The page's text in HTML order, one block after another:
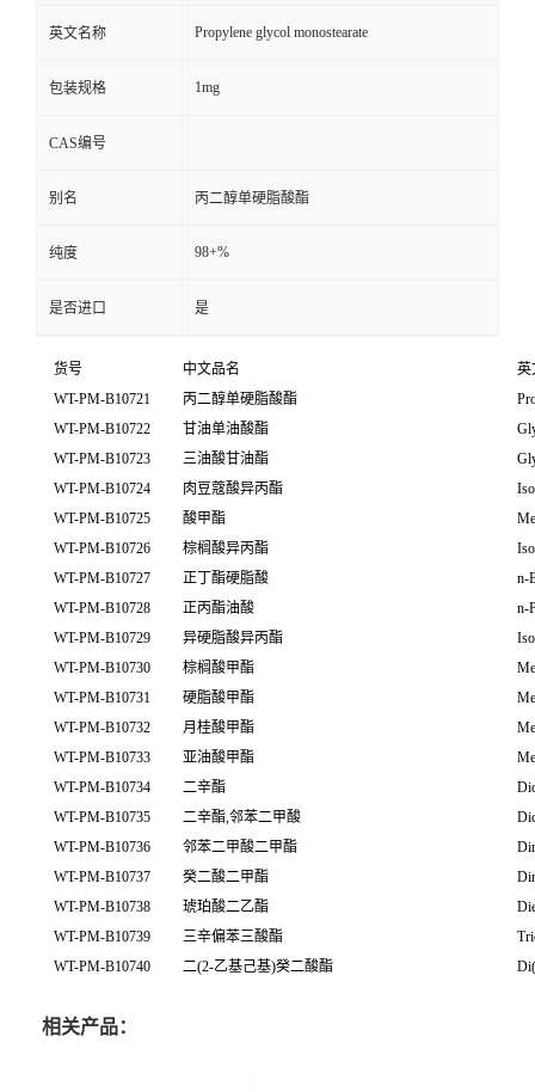
英文名称 Propylene glycol monostearate
包装规格 1mg
CAS编号
别名 丙二醇单硬脂酸酯
纯度 98+%
是否进口 是
货号 中文品名
英
WT-PM-B10721
丙二醇单硬脂酸酯
WT-PM-B10722
甘油单油酸酯
WT-PM-B10723
三油酸甘油酯
WT-PM-B10724
肉豆蔻酸异丙酯
WT-PM-B10725
酸甲酯
WT-PM-B10726
棕榈酸异丙酯
WT-PM-B10727
正丁酯硬脂酸
n-
WT-PM-B10728
正丙酯油酸
n-
WT-PM-B10729
异硬脂酸异丙酯
WT-PM-B10730
棕榈酸甲酯
WT-PM-B10731
硬脂酸甲酯
WT-PM-B10732
月桂酸甲酯
WT-PM-B10733
亚油酸甲酯
WT-PM-B10734
二辛酯
WT-PM-B10735
二辛酯,邻苯二甲酸
WT-PM-B10736
邻苯二甲酸二甲酯
WT-PM-B10737
癸二酸二甲酯
WT-PM-B10738
琥珀酸二乙酯
WT-PM-B10739
三辛偏苯三酸酯
WT-PM-B10740
二(2-乙基己基)癸二酸酯
相关产品：